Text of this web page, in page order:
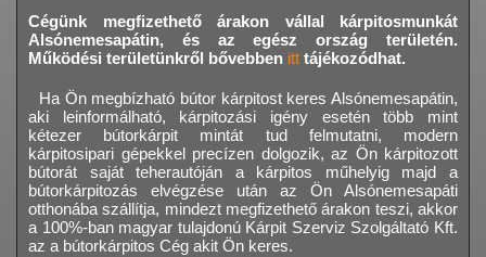
Cégünk megfizethető árakon vállal kárpitosmunkát
Alsónemesapátin,
és az egész ország területén.
Működési területünkről bővebben itt tájékozódhat.
Ha Ön megbízható bútor kárpitost keres Alsónemesapátin,
aki leinformálható, kárpitozási igény esetén több mint
kétezer bútorkárpit mintát tud felmutatni, modern
kárpitosipari gépekkel precízen dolgozik, az Ön kárpitozott
bútorát saját teherautóján a kárpitos műhelyig majd a
bútorkárpitozás elvégzése után az Ön Alsónemesapáti
otthonába szállítja, mindezt megfizethető árakon teszi, akkor
a 100%-ban magyar tulajdonú Kárpit Szerviz Szolgáltató Kft.
az a bútorkárpitos Cég akit Ön keres.